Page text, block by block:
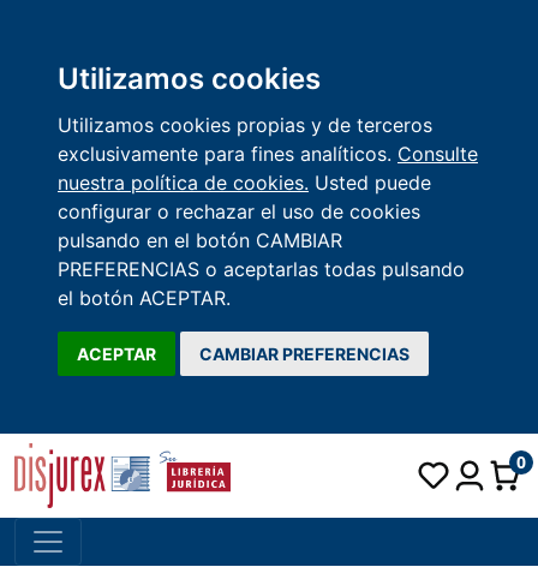
Utilizamos cookies
Utilizamos cookies propias y de terceros
exclusivamente para fines analíticos. Consulte
nuestra política de cookies. Usted puede
configurar o rechazar el uso de cookies
pulsando en el botón CAMBIAR
PREFERENCIAS o aceptarlas todas pulsando
el botón ACEPTAR.
ACEPTAR CAMBIAR PREFERENCIAS
0